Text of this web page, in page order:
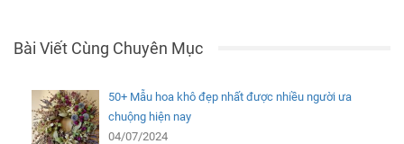
Bài Viết Cùng Chuyên Mục
50+ Mẫu hoa khô đẹp nhất được nhiều người ưa
chuộng hiện nay
04/07/2024